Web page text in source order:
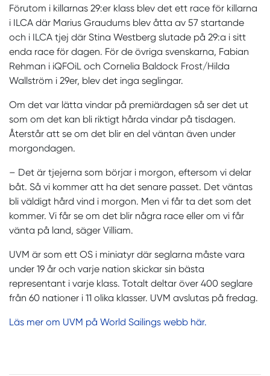
Förutom i killarnas 29:er klass blev det ett race för killarna
i ILCA där Marius Graudums blev åtta av 57 startande
och i ILCA tjej där Stina Westberg slutade på 29:a i sitt
enda race för dagen. För de övriga svenskarna, Fabian
Rehman i iQFOiL och Cornelia Baldock Frost/Hilda
Wallström i 29er, blev det inga seglingar.
Om det var lätta vindar på premiärdagen så ser det ut
som om det kan bli riktigt hårda vindar på tisdagen.
Återstår att se om det blir en del väntan även under
morgondagen.
– Det är tjejerna som börjar i morgon, eftersom vi delar
båt. Så vi kommer att ha det senare passet. Det väntas
bli väldigt hård vind i morgon. Men vi får ta det som det
kommer. Vi får se om det blir några race eller om vi får
vänta på land, säger Villiam.
UVM är som ett OS i miniatyr där seglarna måste vara
under 19 år och varje nation skickar sin bästa
representant i varje klass. Totalt deltar över 400 seglare
från 60 nationer i 11 olika klasser. UVM avslutas på fredag.
Läs mer om UVM på World Sailings webb här.